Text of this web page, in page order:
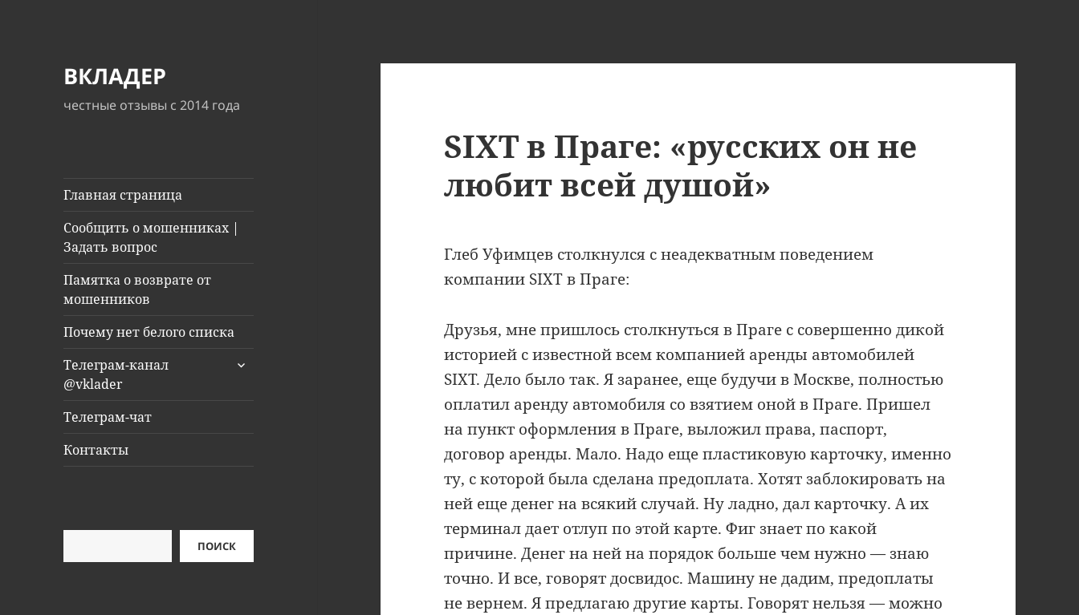
ВКЛАДЕР
честные отзывы с 2014 года
Главная страница
Сообщить о мошенниках |
Задать вопрос
Памятка о возврате от
мошенников
Почему нет белого списка
Телеграм-канал
@vklader
раскрыть
Телеграм-чат
Контакты
ПОИСК
SIXT в Праге: «русских он не
любит всей душой»
Глеб Уфимцев столкнулся с неадекватным поведением
компании SIXT в Праге:
Друзья, мне пришлось столкнуться в Праге с совершенно дикой
историей с известной всем компанией аренды автомобилей
SIXT. Дело было так. Я заранее, еще будучи в Москве, полностью
оплатил аренду автомобиля со взятием оной в Праге. Пришел
на пункт оформления в Праге, выложил права, паспорт,
договор аренды. Мало. Надо еще пластиковую карточку, именно
ту, с которой была сделана предоплата. Хотят заблокировать на
ней еще денег на всякий случай. Ну ладно, дал карточку. А их
терминал дает отлуп по этой карте. Фиг знает по какой
причине. Денег на ней на порядок больше чем нужно — знаю
точно. И все, говорят досвидос. Машину не дадим, предоплаты
не вернем. Я предлагаю другие карты. Говорят нельзя — можно